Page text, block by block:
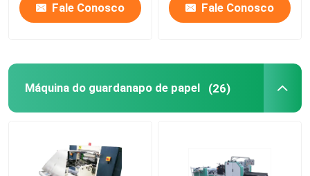
Fale Conosco Fale Conosco
Máquina do guardanapo de papel (26)